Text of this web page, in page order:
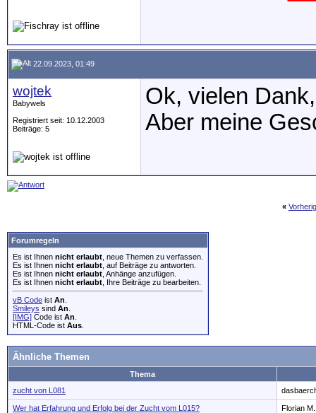
22.09.2023, 01:49
wojtek
Babywels
Registriert seit: 10.12.2003
Beiträge: 5
Ok, vielen
Aber meine
«
Forumregeln
Es ist Ihnen nicht erlaubt , neue Themen zu verfassen.
Es ist Ihnen nicht erlaubt , auf Beiträge zu antworten.
Es ist Ihnen nicht erlaubt , Anhänge anzufügen.
Es ist Ihnen nicht erlaubt , Ihre Beiträge zu bearbeiten.
vB Code ist An
Smileys sind An
[IMG] Code ist An
HTML-Code ist Aus
Ähnliche Themen
Thema
zucht von L081
Wer hat Erfahrung und Erfolg bei der Zucht vom L015? Florian M.